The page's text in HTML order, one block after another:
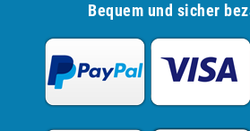
Bequem und sicher